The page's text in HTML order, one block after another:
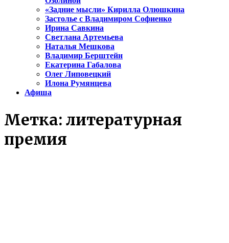
«Задние мысли» Кирилла Олюшкина
Застолье с Владимиром Софиенко
Ирина Савкина
Светлана Артемьева
Наталья Мешкова
Владимир Берштейн
Екатерина Габалова
Олег Липовецкий
Илона Румянцева
Афиша
Метка: литературная
премия